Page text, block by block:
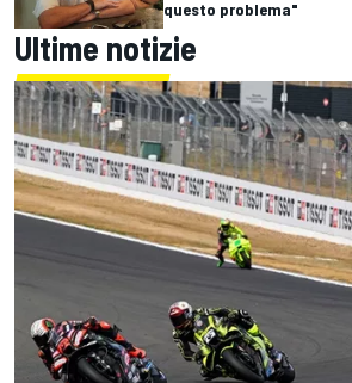
questo problema"
Ultime notizie